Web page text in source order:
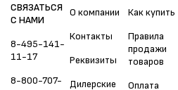
СВЯЗАТЬСЯ
С НАМИ
8-495-141-
11-17
8-800-707-
О компании
Контакты
Реквизиты
Дилерские
Как купить
Правила
продажи
товаров
Оплата